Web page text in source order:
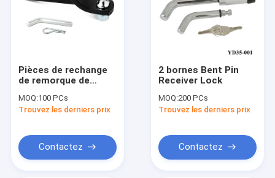
Pièces de rechange
de remorque de
MOQ:100 PCs
Trouvez les derniers prix
Contactez
2 bornes Bent Pin
Receiver Lock
MOQ:200 PCs
Trouvez les derniers prix
Contactez